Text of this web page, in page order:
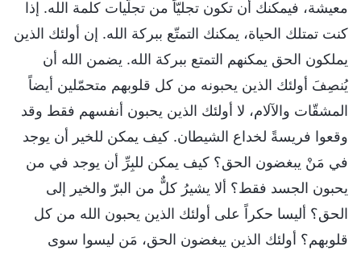
معيشة، فيمكنك أن تكون تجليّاً من تجلّيات كلمة الله. إذا
كنت تمتلك الحياة، يمكنك التمتّع ببركة الله. إن أولئك الذين
يملكون الحق يمكنهم التمتع ببركة الله. يضمن الله أن
يُنصِفَ أولئك الذين يحبونه من كل قلوبهم متحمّلين أيضاً
المشقّات والآلام، لا أولئك الذين يحبون أنفسهم فقط وقد
وقعوا فريسةً لخداع الشيطان. كيف يمكن للخير أن يوجد
في مَنْ يبغضون الحق؟ كيف يمكن للبِرِّ أن يوجد في من
يحبون الجسد فقط؟ ألا يشيرُ كلٌّ من البرّ والخير إلى
الحق؟ أليسا حكراً على أولئك الذين يحبون الله من كل
قلوبهم؟ أولئك الذين يبغضون الحق، مَن ليسوا سوى